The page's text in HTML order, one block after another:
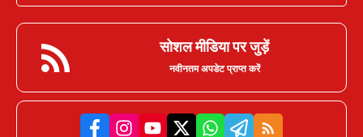
सोशल मीडिया पर जुड़ें
नवीनतम अपडेट प्राप्त करें